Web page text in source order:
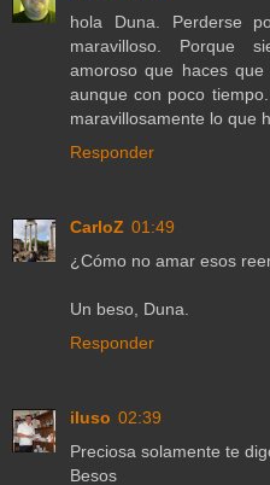
hola Duna. Perderse
maravilloso. Porque
amoroso que haces
aunque con poco
maravillosamente lo que
Responder
CarloZ 01:49
¿Cómo no amar esos
Un beso, Duna.
Responder
iluso 02:39
Preciosa solamente te
Besos